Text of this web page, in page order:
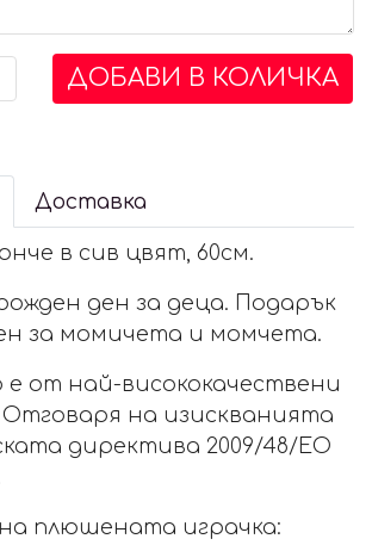
ДОБАВИ В КОЛИЧКА
Доставка
в сив цвят, 60см.
ден за деца. Подарък
за момичета и момчета.
от най-висококачествени
на изискванията
директива 2009/48/ЕО
плюшената играчка: